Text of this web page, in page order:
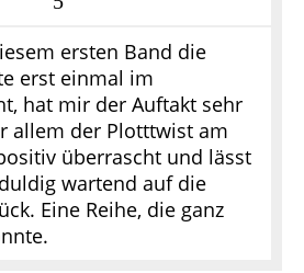
ersten Band die
erst einmal im
hat mir der Auftakt sehr
allem der Plotttwist am
überrascht und lässt
wartend auf die
Eine Reihe, die ganz